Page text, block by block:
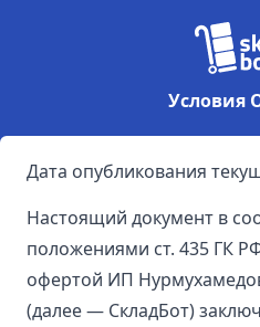
Условия
Дата опубликования
Настоящий документ в
положениями ст. 435 ГК
офертой ИП
(далее — СкладБот)